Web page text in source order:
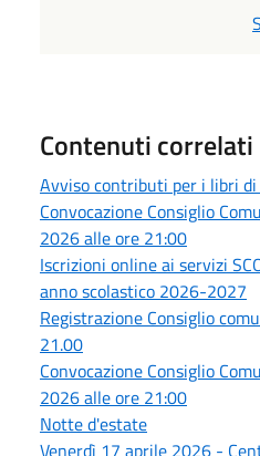
Contenuti correlati
Avviso contributi per i libri
Convocazione Consiglio
2026 alle ore 21:00
Iscrizioni online ai servizi
anno scolastico 2026-2027
Registrazione Consiglio
21.00
Convocazione Consiglio
2026 alle ore 21:00
Notte d'estate
Venerdì 17 aprile 2026 -